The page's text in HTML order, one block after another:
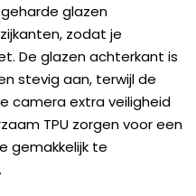
glazen
zodat je
De glazen achterkant is
stevig aan, terwijl de
camera extra veiligheid
TPU zorgen voor een
gemakkelijk te